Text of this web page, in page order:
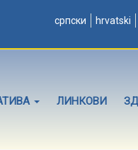
српски hrvatski
ЛИНКОВИ